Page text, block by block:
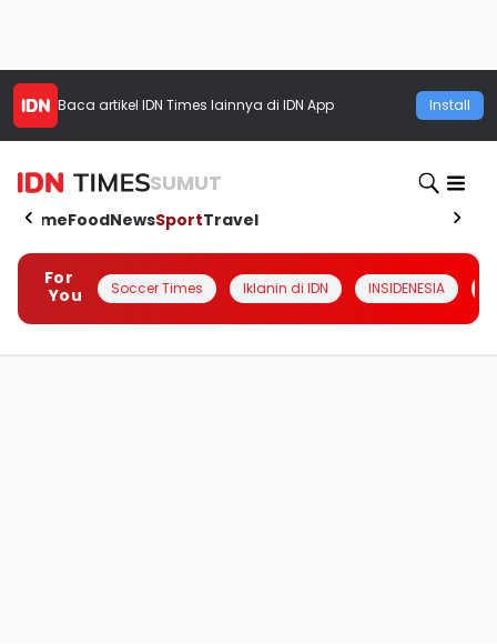
Baca artikel IDN Times lainnya di IDN App Install
SUMUT
HomeFoodNewsSportTravel
For
You
Soccer Times Iklanin di IDN INSIDENESIA